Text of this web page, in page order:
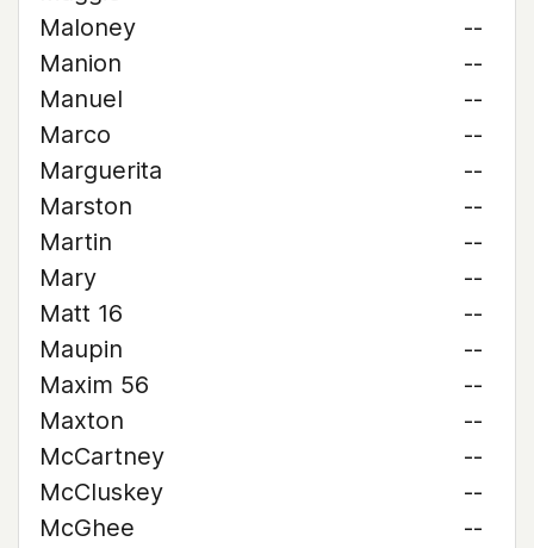
Maloney
--
Manion
--
Manuel
--
Marco
--
Marguerita
--
Marston
--
Martin
--
Mary
--
Matt 16
--
Maupin
--
Maxim 56
--
Maxton
--
McCartney
--
McCluskey
--
McGhee
--